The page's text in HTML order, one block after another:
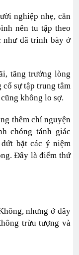
nghiệp nhẹ, căn
nên tu tập theo
như đã trình bày ở
tăng trưởng lòng
sự tập trung tâm
không lo sợ.
thêm chí nguyện
chóng tánh giác
bặt các ý niệm
Ðây là điểm thứ
nhưng ở đây
trừu tượng và